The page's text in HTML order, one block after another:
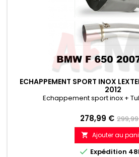
ECHAPPEMENT SPORT INOX
2012
Echappement sport inox +
Prix
278,99 € Prix
de
 Ajouter au
 Expédition